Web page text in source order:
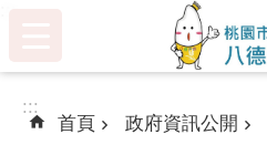
:::
首頁 政府資訊公開